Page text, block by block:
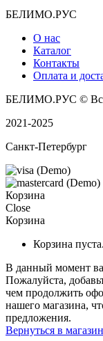
БЕЛИМО.РУС
О нас
Каталог
Контакты
Оплата и
БЕЛИМО.РУС ©
2021-2025
Санкт-Петербург
Корзина
Close
Корзина
Корзина пуста.
В данный момент
Пожалуйста,
чем продолжить
нашего магазина,
предложения.
Вернуться в магазин